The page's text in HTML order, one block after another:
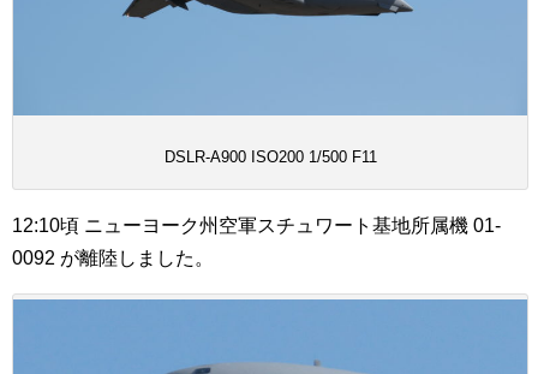
DSLR-A900 ISO200 1/500 F11
12:10頃 ニューヨーク州空軍スチュワート基地所属機 01-
0092 が離陸しました。